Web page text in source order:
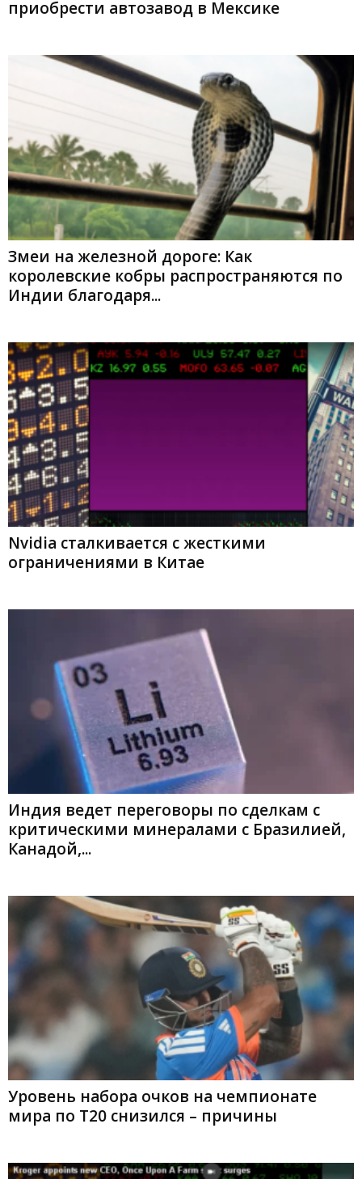
приобрести автозавод в Мексике
Змеи на железной дороге: Как
королевские кобры распространяются по
Индии благодаря...
Nvidia сталкивается с жесткими
ограничениями в Китае
Индия ведет переговоры по сделкам с
критическими минералами с Бразилией,
Канадой,...
Уровень набора очков на чемпионате
мира по Т20 снизился – причины